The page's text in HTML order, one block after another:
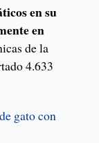
en su
en
de la
4.633
gato con